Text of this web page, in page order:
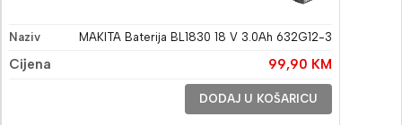
MAKITA Baterija BL1830 18 V 3.0Ah 632G12-3
99,90 KM
DODAJ U KOŠARICU